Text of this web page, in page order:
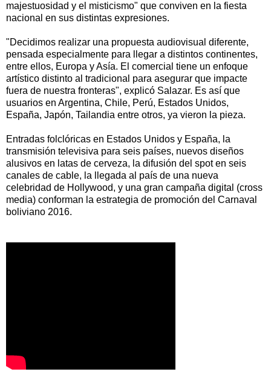
majestuosidad y el misticismo" que conviven en la fiesta
nacional en sus distintas expresiones.
"Decidimos realizar una propuesta audiovisual diferente,
pensada especialmente para llegar a distintos continentes,
entre ellos, Europa y Asía. El comercial tiene un enfoque
artístico distinto al tradicional para asegurar que impacte
fuera de nuestra fronteras", explicó Salazar. Es así que
usuarios en Argentina, Chile, Perú, Estados Unidos,
España, Japón, Tailandia entre otros, ya vieron la pieza.
Entradas folclóricas en Estados Unidos y España, la
transmisión televisiva para seis países, nuevos diseños
alusivos en latas de cerveza, la difusión del spot en seis
canales de cable, la llegada al país de una nueva
celebridad de Hollywood, y una gran campaña digital (cross
media) conforman la estrategia de promoción del Carnaval
boliviano 2016.